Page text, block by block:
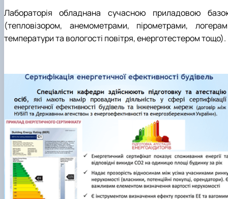
Лабораторія обладнана сучасною приладовою
(тепловізором, анемометрами, пірометрами,
температури та вологості повітря, енерготестером тощо).